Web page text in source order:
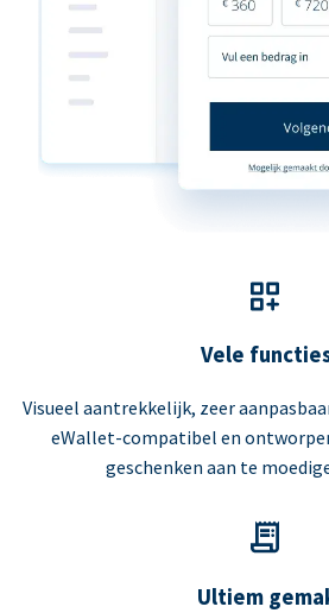
Vele
Visueel aantrekkelijk, zeer
eWallet-compatibel en
geschenken aan te
Ultiem